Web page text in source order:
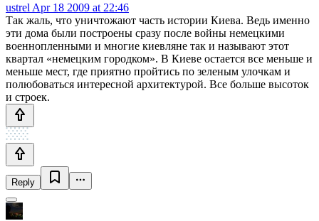
ustrel Apr 18 2009 at 22:46
Так жаль, что уничтожают часть истории Киева. Ведь именно
эти дома были построены сразу после войны немецкими
военнопленными и многие киевляне так и называют этот
квартал «немецким городком». В Киеве остается все меньше и
меньше мест, где приятно пройтись по зеленым улочкам и
полюбоваться интересной архитектурой. Все больше высоток
и строек.
Reply